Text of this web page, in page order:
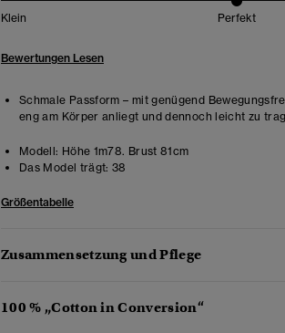
Klein Perfekt
Bewertungen Lesen
Schmale Passform – mit genügend
eng am Körper anliegt und dennoch leicht zu
Modell: Höhe 1m78. Brust 81cm
Das Model trägt: 38
Größentabelle
Zusammensetzung und Pflege
100 % „Cotton in Conversion“